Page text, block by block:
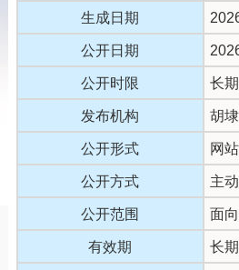
生成日期
公开日期
公开时限 长
发布机构 胡
公开形式 网
公开方式 主
公开范围 面
有效期 长期